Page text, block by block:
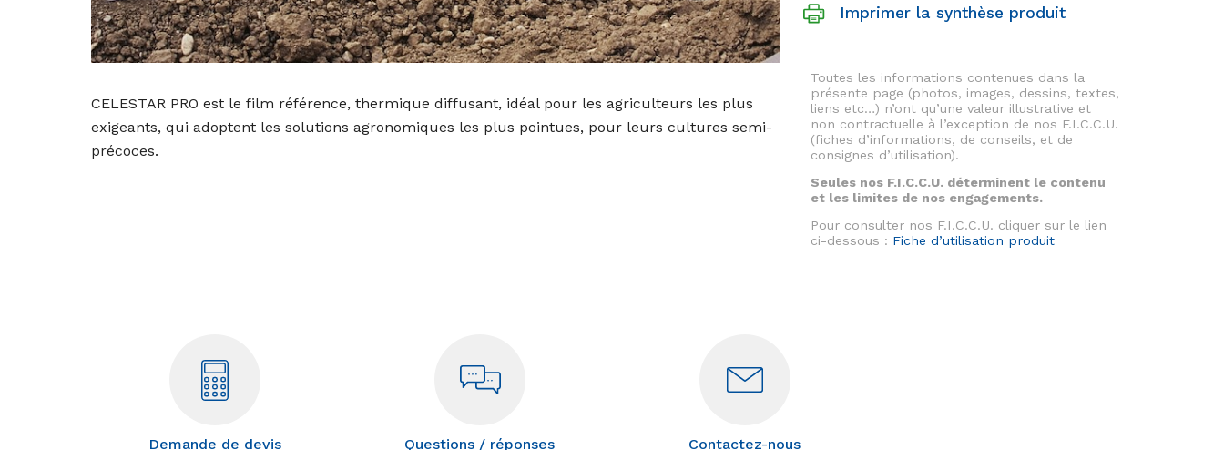
CELESTAR PRO est le film référence, thermique diffusant, idéal pour les agriculteurs les plus
exigeants, qui adoptent les solutions agronomiques les plus pointues, pour leurs cultures semi-
précoces.
Imprimer la synthèse produit
Toutes les informations contenues dans la
présente page (photos, images, dessins, textes,
liens etc…) n’ont qu’une valeur illustrative et
non contractuelle à l’exception de nos F.I.C.C.U.
(fiches d’informations, de conseils, et de
consignes d’utilisation).
Seules nos F.I.C.C.U. déterminent le contenu
et les limites de nos engagements.
Pour consulter nos F.I.C.C.U. cliquer sur le lien
ci-dessous : Fiche d’utilisation produit
Demande de devis Questions / réponses Contactez-nous